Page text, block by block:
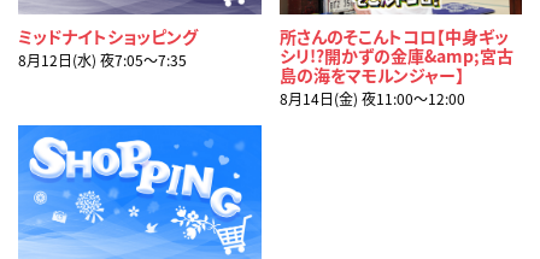
ミッドナイトショッピング
8月12日(水) 夜7:05〜7:35
所さんのそこんトコロ【中身ギッ
シリ!?開かずの金庫&amp;宮古
島の海をマモルンジャー】
8月14日(金) 夜11:00〜12:00